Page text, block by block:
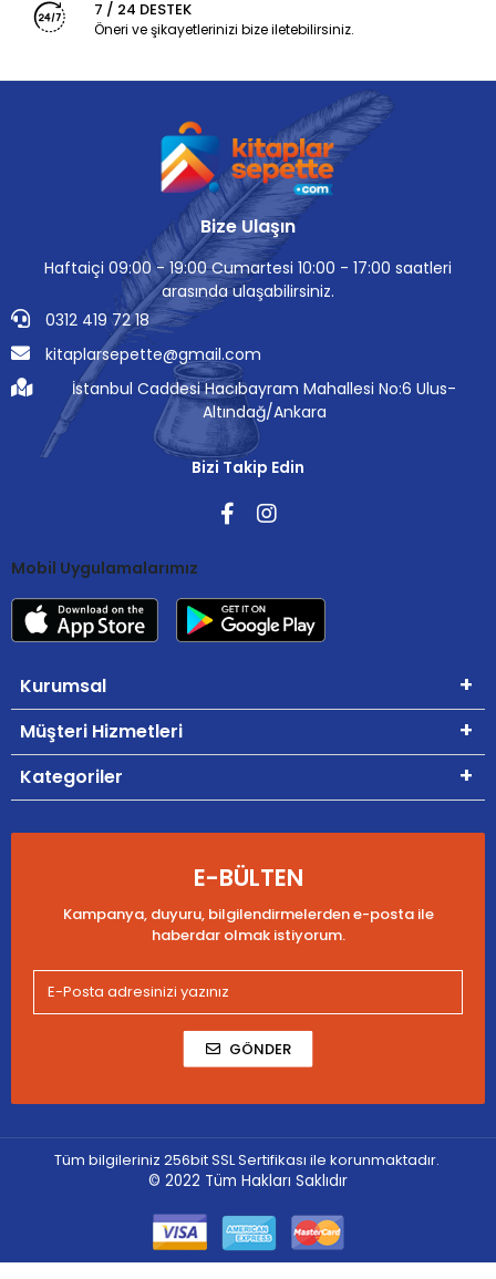
7 / 24 DESTEK
Öneri ve şikayetlerinizi bize iletebilirsiniz.
Bize Ulaşın
Haftaiçi 09:00 - 19:00 Cumartesi 10:00 - 17:00 saatleri
arasında ulaşabilirsiniz.
0312 419 72 18
kitaplarsepette@gmail.com
İstanbul Caddesi Hacıbayram Mahallesi No:6 Ulus-
Altındağ/Ankara
Bizi Takip Edin
Mobil Uygulamalarımız
Kurumsal
Müşteri Hizmetleri
Kategoriler
E-BÜLTEN
Kampanya, duyuru, bilgilendirmelerden e-posta ile
haberdar olmak istiyorum.
GÖNDER
Tüm bilgileriniz 256bit SSL Sertifikası ile korunmaktadır.
© 2022 Tüm Hakları Saklıdır